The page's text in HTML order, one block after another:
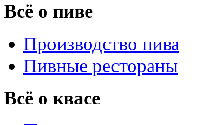
Всё о пиве
Производство пива
Пивные рестораны
Всё о квасе